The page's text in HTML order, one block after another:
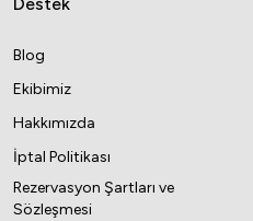
Destek
Blog
Ekibimiz
Hakkımızda
İptal Politikası
Rezervasyon Şartları ve
Sözleşmesi